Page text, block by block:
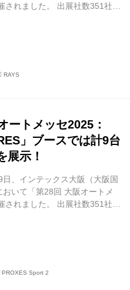
されました。 出展社数351社、
西日本では最大）の規模を誇
の1号館〜6号館（A〜C号館
デス・ベンツGクラスが来場
す。 RAYSとして初と...
RAYS
ートメッセ2025：
」ブースでは計9台
展示！
、インテックス⼤阪（⼤阪国
おいて「第28回 大阪オートメ
されました。 出展社数351社、
。それだけに、東京ビッグサ
張メッセ（千葉県）に次い
西日本では最大）の規模を誇
の1号館〜6号館（A〜C号館
にある「PROXES × AUTO
PROXES Sport 2